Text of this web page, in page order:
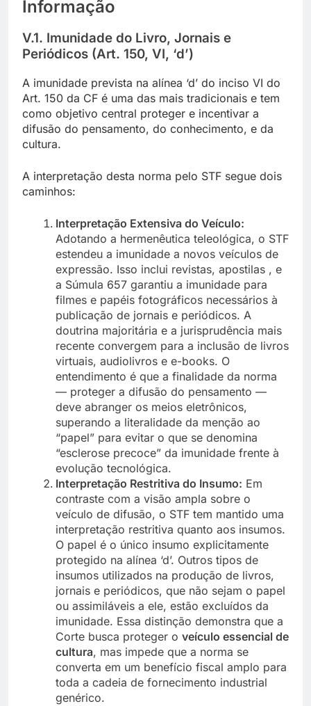
Informação
V.1. Imunidade do Livro, Jornais e
Periódicos (Art. 150, VI, ‘d’)
A imunidade prevista na alínea ‘d’ do inciso VI do
Art. 150 da CF é uma das mais tradicionais e tem
como objetivo central proteger e incentivar a
difusão do pensamento, do conhecimento, e da
cultura.
A interpretação desta norma pelo STF segue dois
caminhos:
Interpretação Extensiva do Veículo:
Adotando a hermenêutica teleológica, o STF
estendeu a imunidade a novos veículos de
expressão. Isso inclui revistas, apostilas , e
a Súmula 657 garantiu a imunidade para
filmes e papéis fotográficos necessários à
publicação de jornais e periódicos. A
doutrina majoritária e a jurisprudência mais
recente convergem para a inclusão de livros
virtuais, audiolivros e e-books. O
entendimento é que a finalidade da norma
— proteger a difusão do pensamento —
deve abranger os meios eletrônicos,
superando a literalidade da menção ao
“papel” para evitar o que se denomina
“esclerose precoce” da imunidade frente à
evolução tecnológica.
Interpretação Restritiva do Insumo: Em
contraste com a visão ampla sobre o
veículo de difusão, o STF tem mantido uma
interpretação restritiva quanto aos insumos.
O papel é o único insumo explicitamente
protegido na alínea ‘d’. Outros tipos de
insumos utilizados na produção de livros,
jornais e periódicos, que não sejam o papel
ou assimiláveis a ele, estão excluídos da
imunidade. Essa distinção demonstra que a
Corte busca proteger o veículo essencial de
cultura, mas impede que a norma se
converta em um benefício fiscal amplo para
toda a cadeia de fornecimento industrial
genérico.